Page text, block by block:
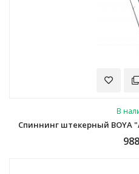
В
Спиннинг штекерный BOYA
988